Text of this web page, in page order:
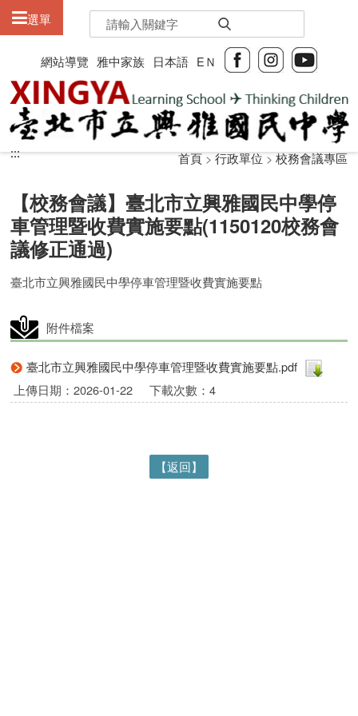
網站導覽 雅中家族 日本語 EＮ
選單
:::
:::
【校務會議】臺北市立興雅國民中學停
車管理暨收費實施要點(1150120校務會
議修正通過)
首頁>行政單位>校務會議專區
臺北市立興雅國民中學停車管理暨收費實施要點
附件檔案
臺北市立興雅國民中學停車管理暨收費實施要點.pdf
上傳日期：2026-01-22
下載次數：4
【返回】